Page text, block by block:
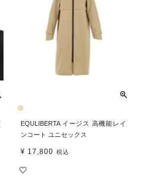
EQULIBERTA イージス 高機能レイ
ンコート ユニセックス
¥ 17,800 税込